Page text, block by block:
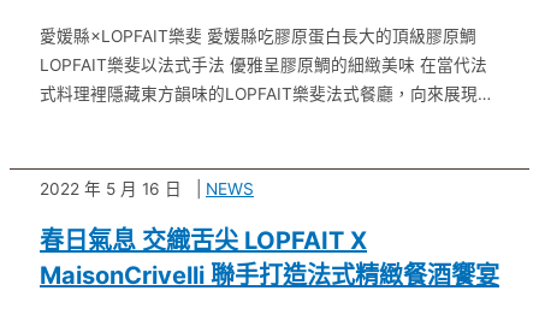
愛媛縣×LOPFAIT樂斐 愛媛縣吃膠原蛋白長大的頂級膠原鯛
LOPFAIT樂斐以法式手法 優雅呈膠原鯛的細緻美味 在當代法
式料理裡隱藏東方韻味的LOPFAIT樂斐法式餐廳，向來展現美
春日氣息 交織舌尖 LOPFAIT X
MaisonCrivelli 聯手打造法式精緻餐酒饗宴
2022 年 5 月 16 日 NEWS